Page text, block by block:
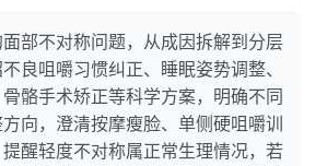
部不对称问题，从成因拆解到分层
良咀嚼习惯纠正、睡眠姿势调整、
骼手术矫正等科学方案，明确不同
向，澄清按摩瘦脸、单侧硬咀嚼训
醒轻度不对称属正常生理情况，若